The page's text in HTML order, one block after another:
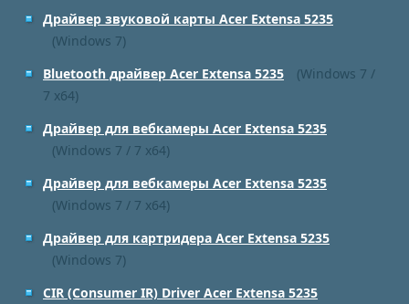
Драйвер звуковой карты Acer Extensa 5235
(Windows 7)
Bluetooth драйвер Acer Extensa 5235
(Windows 7 /
7 x64)
Драйвер для вебкамеры Acer Extensa 5235
(Windows 7 / 7 x64)
Драйвер для вебкамеры Acer Extensa 5235
(Windows 7 / 7 x64)
Драйвер для картридера Acer Extensa 5235
(Windows 7)
CIR (Consumer IR) Driver Acer Extensa 5235